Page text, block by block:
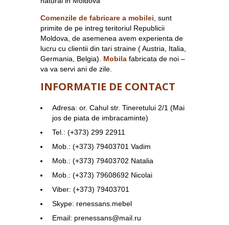
Comenzile de fabricare a mobilei, sunt
primite de pe intreg teritoriul Republicii
Moldova, de asemenea avem experienta de
lucru cu clientii din tari straine ( Austria, Italia,
Germania, Belgia). Mobila fabricata de noi –
va va servi ani de zile.
INFORMATIE DE CONTACT
Adresa: or. Cahul str. Tineretului 2/1 (Mai
jos de piata de imbracaminte)
Tel.: (+373) 299 22911
Mob.: (+373) 79403701 Vadim
Mob.: (+373) 79403702 Natalia
Mob.: (+373) 79608692 Nicolai
Viber: (+373) 79403701
Skype: renessans.mebel
Email: prenessans@mail.ru